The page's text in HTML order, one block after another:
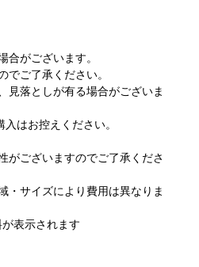
がございます。
ご了承ください。
見落としが有る場合がございま
はお控えください。
がございますのでご了承くださ
・サイズにより費用は異なりま
表示されます